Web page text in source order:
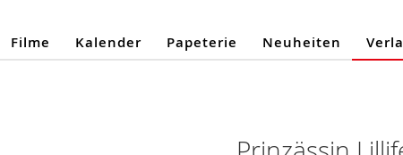
Filme Kalender Papeterie Neuheiten